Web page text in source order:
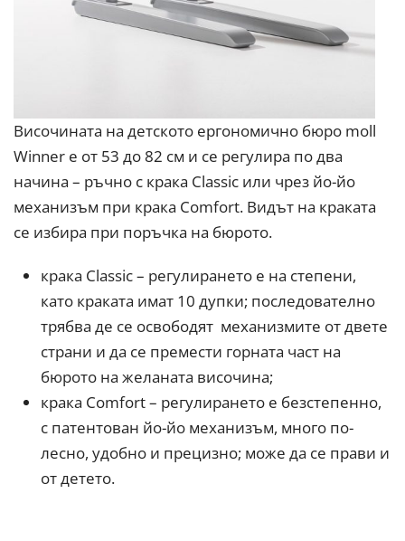
Височината на детското ергономично бюро moll
Winner е от 53 до 82 см и се регулира по два
начина – ръчно с крака Classic или чрез йо-йо
механизъм при крака Comfort. Видът на краката
се избира при поръчка на бюрото.
крака Classic – регулирането е на степени,
като краката имат 10 дупки; последователно
трябва де се освободят механизмите от двете
страни и да се премести горната част на
бюрото на желаната височина;
крака Comfort – регулирането е безстепенно,
с патентован йо-йо механизъм, много по-
лесно, удобно и прецизно; може да се прави и
от детето.